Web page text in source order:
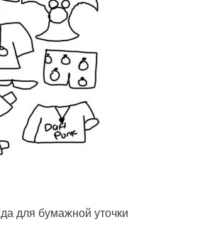
для бумажной уточки